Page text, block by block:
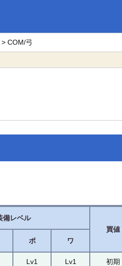
> COM/弓
備レベル
買値
ポ ワ
Lv1 Lv1 初期